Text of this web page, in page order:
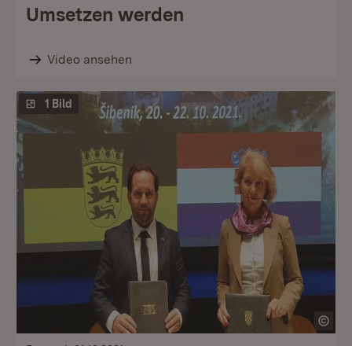
Umsetzen werden
Video ansehen
1 Bild